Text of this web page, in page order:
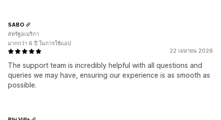
22 เมษายน 2026
The support team is incredibly helpful with all questions and
queries we may have, ensuring our experience is as smooth as
possible.
SABO
สหรัฐอเมริกา
มากกว่า 6 ปี ในการใช้แอป